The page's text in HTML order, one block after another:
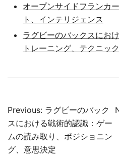
オープンサイドフランカ
ト、インテリジェンス
ラグビーのバックスにお
トレーニング、テクニッ
Post
navigation
Previous: ラグビーのバック
スにおける戦術的認識：ゲー
ムの読み取り、ポジショニン
グ、意思決定